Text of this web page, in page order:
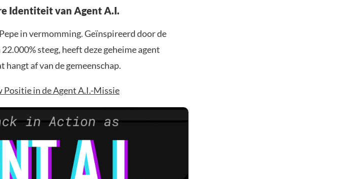
Identiteit van Agent A.I.
in vermomming. Geïnspireerd door de
steeg, heeft deze geheime agent
hangt af van de gemeenschap.
in de Agent A.I.-Missie